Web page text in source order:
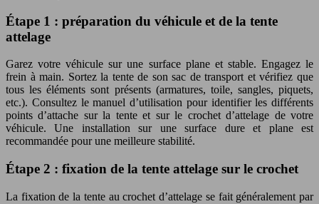
Étape 1 : préparation du véhicule et de la tente
attelage
Garez votre véhicule sur une surface plane et stable. Engagez le
frein à main. Sortez la tente de son sac de transport et vérifiez que
tous les éléments sont présents (armatures, toile, sangles, piquets,
etc.). Consultez le manuel d’utilisation pour identifier les différents
points d’attache sur la tente et sur le crochet d’attelage de votre
véhicule. Une installation sur une surface dure et plane est
recommandée pour une meilleure stabilité.
Étape 2 : fixation de la tente attelage sur le crochet
La fixation de la tente au crochet d’attelage se fait généralement par